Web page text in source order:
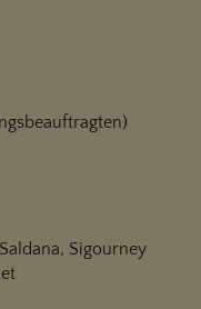
Sigourney